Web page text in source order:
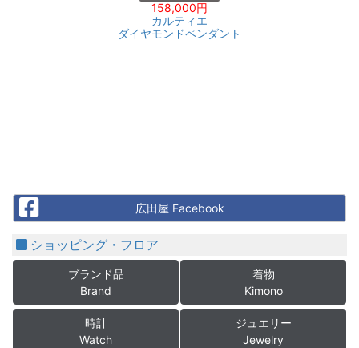
158,000円
カルティエ
ダイヤモンドペンダント
Facebook 広田屋 Facebook
ショッピング・フロア
ブランド品
Brand
着物
Kimono
時計
Watch
ジュエリー
Jewelry